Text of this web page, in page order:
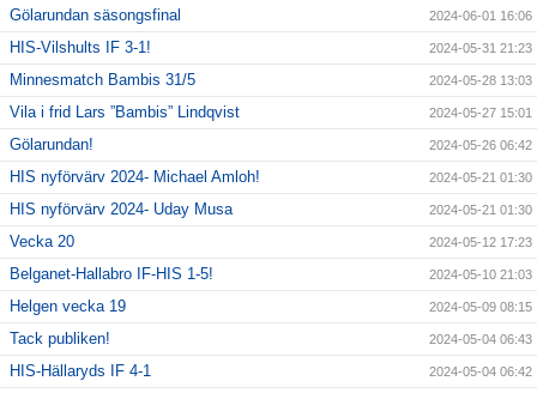
Gölarundan säsongsfinal 2024-06-01 16:06
HIS-Vilshults IF 3-1! 2024-05-31 21:23
Minnesmatch Bambis 31/5 2024-05-28 13:03
Vila i frid Lars ”Bambis” Lindqvist 2024-05-27 15:01
Gölarundan! 2024-05-26 06:42
HIS nyförvärv 2024- Michael Amloh! 2024-05-21 01:30
HIS nyförvärv 2024- Uday Musa 2024-05-21 01:30
Vecka 20 2024-05-12 17:23
Belganet-Hallabro IF-HIS 1-5! 2024-05-10 21:03
Helgen vecka 19 2024-05-09 08:15
Tack publiken! 2024-05-04 06:43
HIS-Hällaryds IF 4-1 2024-05-04 06:42